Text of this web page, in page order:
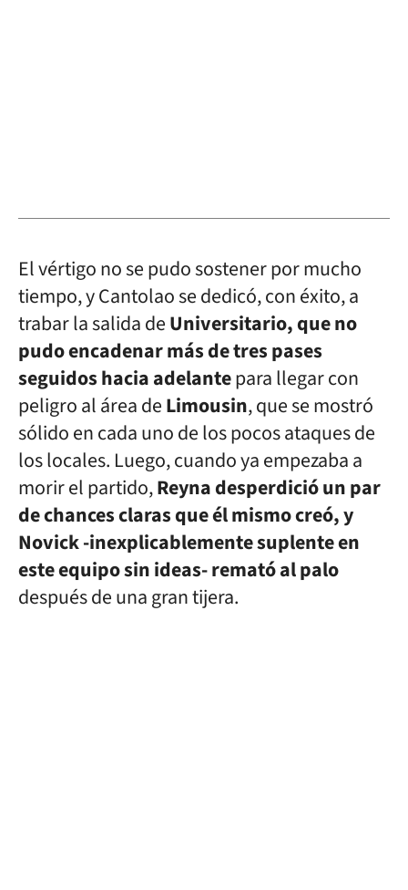
El vértigo no se pudo sostener por mucho
tiempo, y Cantolao se dedicó, con éxito, a
trabar la salida deUniversitario, que no
pudo encadenar más de tres pases
seguidos hacia adelantepara llegar con
peligro al área deLimousin, que se mostró
sólido en cada uno de los pocos ataques de
los locales. Luego, cuando ya empezaba a
morir el partido,Reyna desperdició un par
de chances claras que él mismo creó, y
Novick -inexplicablemente suplente en
este equipo sin ideas- remató al palo
después de una gran tijera.